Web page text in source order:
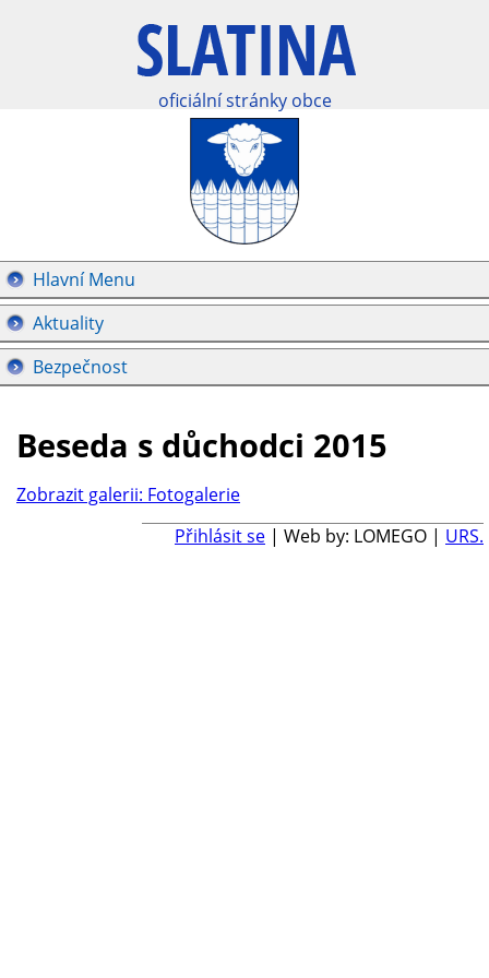
oficiální stránky obce
Hlavní Menu
Aktuality
Bezpečnost
Beseda s důchodci 2015
Zobrazit galerii: Fotogalerie
Přihlásit se | Web by: LOMEGO | URS.